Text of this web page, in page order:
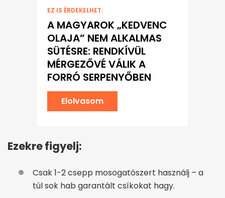
EZ IS ÉRDEKELHET:
A MAGYAROK „KEDVENC
OLAJA” NEM ALKALMAS
SÜTÉSRE: RENDKÍVÜL
MÉRGEZŐVÉ VÁLIK A
FORRÓ SERPENYŐBEN
Elolvasom
Ezekre figyelj:
Csak 1-2 csepp mosogatószert használj – a
túl sok hab garantált csíkokat hagy.